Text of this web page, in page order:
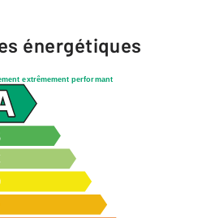
énergétiques
extrêmement performant